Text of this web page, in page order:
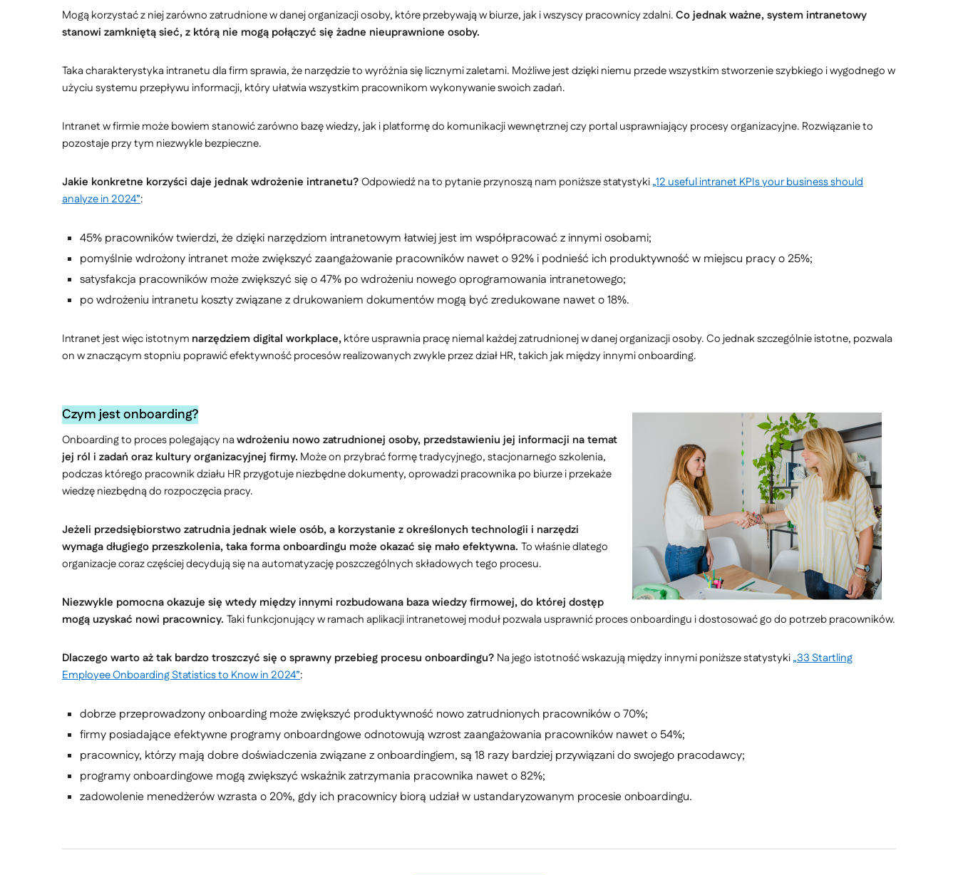
Mogą korzystać z niej zarówno zatrudnione w danej organizacji osoby, które przebywają w biurze, jak i wszyscy pracownicy zdalni.Co jednak ważne, system intranetowy
stanowi zamkniętą sieć, z którą nie mogą połączyć się żadne nieuprawnione osoby.
Taka charakterystyka intranetu dla firm sprawia, że narzędzie to wyróżnia się licznymi zaletami. Możliwe jest dzięki niemu przede wszystkim stworzenie szybkiego i wygodnego w
użyciu systemu przepływu informacji, który ułatwia wszystkim pracownikom wykonywanie swoich zadań.
Intranet w firmie może bowiem stanowić zarówno bazę wiedzy, jak i platformę do komunikacji wewnętrznej czy portal usprawniający procesy organizacyjne. Rozwiązanie to
pozostaje przy tym niezwykle bezpieczne.
Jakie konkretne korzyści daje jednak wdrożenie intranetu?Odpowiedź na to pytanie przynoszą nam poniższe statystyki„12 useful intranet KPIs your business should
analyze in 2024”:
45% pracowników twierdzi, że dzięki narzędziom intranetowym łatwiej jest im współpracować z innymi osobami;
pomyślnie wdrożony intranet może zwiększyć zaangażowanie pracowników nawet o 92% i podnieść ich produktywność w miejscu pracy o 25%;
satysfakcja pracowników może zwiększyć się o 47% po wdrożeniu nowego oprogramowania intranetowego;
po wdrożeniu intranetu koszty związane z drukowaniem dokumentów mogą być zredukowane nawet o 18%.
Intranet jest więc istotnym narzędziem digital workplace,które usprawnia pracę niemal każdej zatrudnionej w danej organizacji osoby. Co jednak szczególnie istotne, pozwala
on w znaczącym stopniu poprawić efektywność procesów realizowanych zwykle przez dział HR, takich jak między innymi onboarding.
Czym jest onboarding?
Onboarding to proces polegający nawdrożeniu nowo zatrudnionej osoby, przedstawieniu jej informacji na temat
jej ról i zadań oraz kultury organizacyjnej firmy. Może on przybrać formę tradycyjnego, stacjonarnego szkolenia,
podczas którego pracownik działu HR przygotuje niezbędne dokumenty, oprowadzi pracownika po biurze i przekaże
wiedzę niezbędną do rozpoczęcia pracy.
Jeżeli przedsiębiorstwo zatrudnia jednak wiele osób, a korzystanie z określonych technologii i narzędzi
wymaga długiego przeszkolenia, taka forma onboardingu może okazać się mało efektywna. To właśnie dlatego
organizacje coraz częściej decydują się na automatyzację poszczególnych składowych tego procesu.
Niezwykle pomocna okazuje się wtedy między innymi rozbudowana baza wiedzy firmowej, do której dostęp
mogą uzyskać nowi pracownicy. Taki funkcjonujący w ramach aplikacji intranetowej moduł pozwala usprawnić proces onboardingu i dostosować go do potrzeb pracowników.
Dlaczego warto aż tak bardzo troszczyć się o sprawny przebieg procesu onboardingu? Na jego istotność wskazują między innymi poniższe statystyki„33 Startling
Employee Onboarding Statistics to Know in 2024”:
dobrze przeprowadzony onboarding może zwiększyć produktywność nowo zatrudnionych pracowników o 70%;
firmy posiadające efektywne programy onboardngowe odnotowują wzrost zaangażowania pracowników nawet o 54%;
pracownicy, którzy mają dobre doświadczenia związane z onboardingiem, są 18 razy bardziej przywiązani do swojego pracodawcy;
programy onboardingowe mogą zwiększyć wskaźnik zatrzymania pracownika nawet o 82%;
zadowolenie menedżerów wzrasta o 20%, gdy ich pracownicy biorą udział w ustandaryzowanym procesie onboardingu.